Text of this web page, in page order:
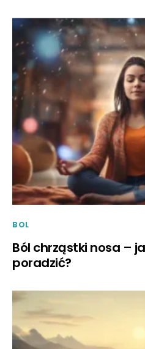
BOL
Ból chrząstki nosa –
poradzić?